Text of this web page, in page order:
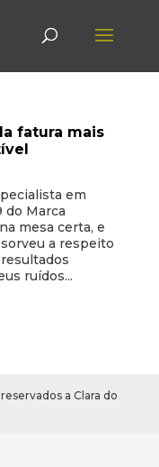
fatura mais
em
do Marca
mesa certa, e
a respeito
ruídos...
a Clara do